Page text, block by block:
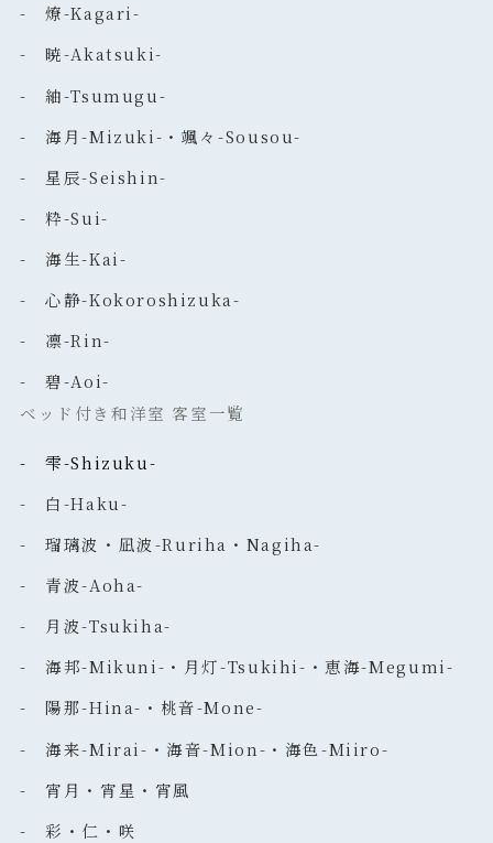
- 燎-Kagari-
- 暁-Akatsuki-
- 紬-Tsumugu-
- 海月-Mizuki-・颯々-Sousou-
- 星辰-Seishin-
- 粋-Sui-
- 海生-Kai-
- 心静-Kokoroshizuka-
- 凛-Rin-
- 碧-Aoi-
ベッド付き和洋室 客室一覧
- 雫-Shizuku-
- 白-Haku-
- 瑠璃波・凪波-Ruriha・Nagiha-
- 青波-Aoha-
- 月波-Tsukiha-
- 海邦-Mikuni-・月灯-Tsukihi-・恵海-Megumi-
- 陽那-Hina-・桃音-Mone-
- 海来-Mirai-・海音-Mion-・海色-Miiro-
- 宵月・宵星・宵風
- 彩・仁・咲